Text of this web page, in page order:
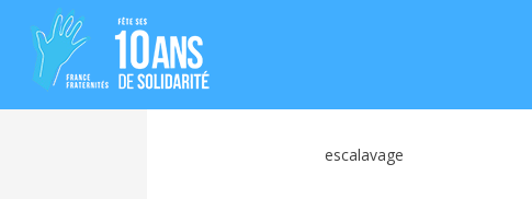
escalavage